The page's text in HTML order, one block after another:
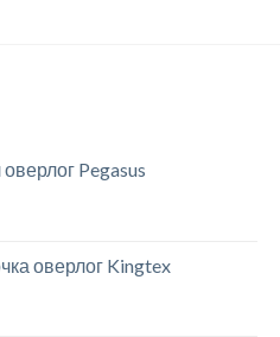
Pegasus
оверлог Kingtex